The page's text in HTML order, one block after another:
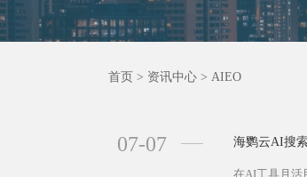
首页 > 资讯中心 > AIEO
07-07 海鹦云AI搜
在AI工具月活